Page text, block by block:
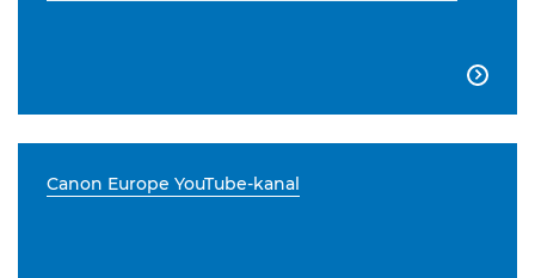

Canon Europe YouTube-kanal